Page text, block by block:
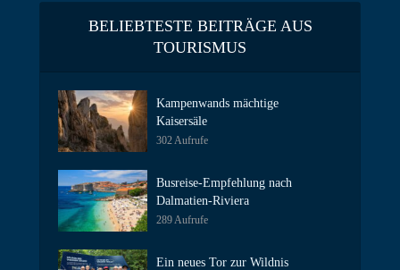
BELIEBTESTE BEITRÄGE AUS
TOURISMUS
Kampenwands mächtige
Kaisersäle
302 Aufrufe
Busreise-Empfehlung nach
Dalmatien-Riviera
289 Aufrufe
Ein neues Tor zur Wildnis